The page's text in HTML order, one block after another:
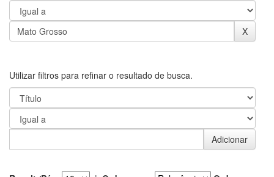
Utilizar filtros para refinar o resultado de busca.